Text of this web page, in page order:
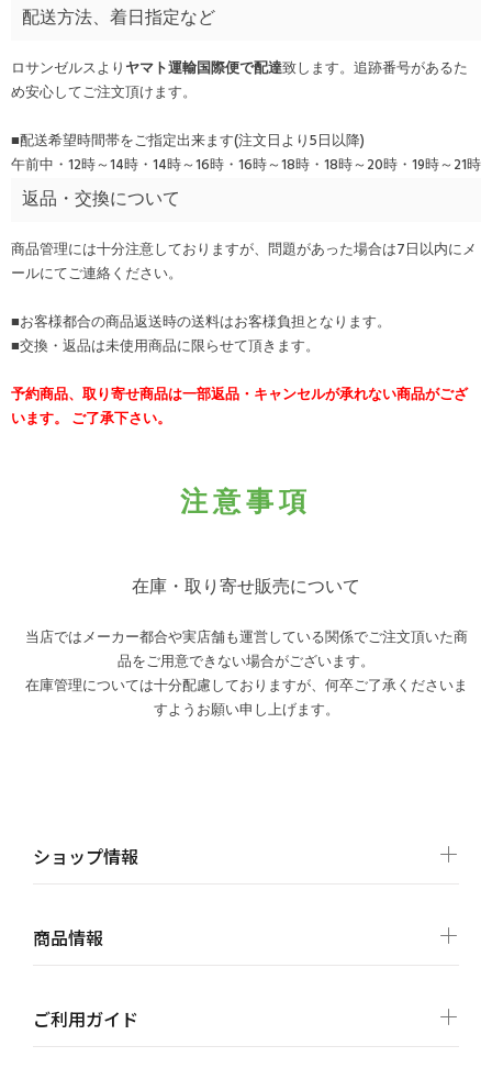
配送方法、着日指定など
ロサンゼルスよりヤマト運輸国際便で配達致します。追跡番号があるた
め安心してご注文頂けます。
■配送希望時間帯をご指定出来ます(注文日より5日以降)
午前中・12時～14時・14時～16時・16時～18時・18時～20時・19時～21時
返品・交換について
商品管理には十分注意しておりますが、問題があった場合は7日以内にメ
ールにてご連絡ください。
■お客様都合の商品返送時の送料はお客様負担となります。
■交換・返品は未使用商品に限らせて頂きます。
予約商品、取り寄せ商品は一部返品・キャンセルが承れない商品がござ
います。 ご了承下さい。
注意事項
在庫・取り寄せ販売について
当店ではメーカー都合や実店舗も運営している関係でご注文頂いた商
品をご用意できない場合がございます。
在庫管理については十分配慮しておりますが、何卒ご了承くださいま
すようお願い申し上げます。
ショップ情報
商品情報
ご利用ガイド